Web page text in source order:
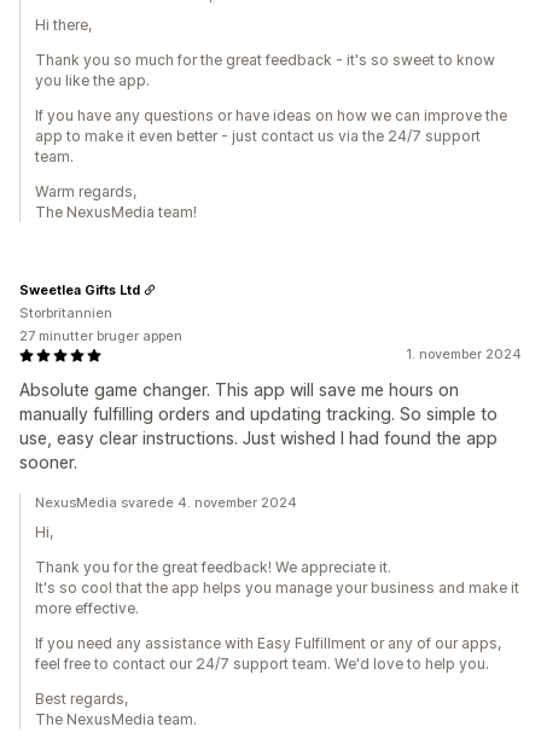
Hi there,
Thank you so much for the great feedback - it's so sweet to know
you like the app.
If you have any questions or have ideas on how we can improve the
app to make it even better - just contact us via the 24/7 support
team.
Warm regards,
The NexusMedia team!
1. november 2024
Absolute game changer. This app will save me hours on
manually fulfilling orders and updating tracking. So simple to
use, easy clear instructions. Just wished I had found the app
sooner.
Sweetlea Gifts Ltd
Storbritannien
27 minutter bruger appen
NexusMedia svarede 4. november 2024
Hi,
Thank you for the great feedback! We appreciate it.
It's so cool that the app helps you manage your business and make it
more effective.
If you need any assistance with Easy Fulfillment or any of our apps,
feel free to contact our 24/7 support team. We'd love to help you.
Best regards,
The NexusMedia team.